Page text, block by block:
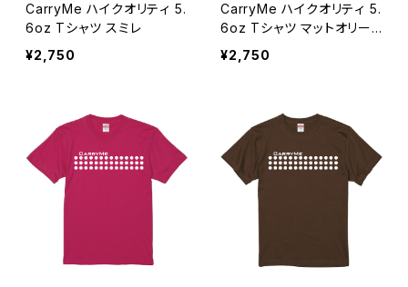
CarryMe ハイクオリティ 5.
6oz Tシャツ スミレ
¥2,750
CarryMe ハイクオリティ 5.
6oz Tシャツ マットオリー
ブ
¥2,750